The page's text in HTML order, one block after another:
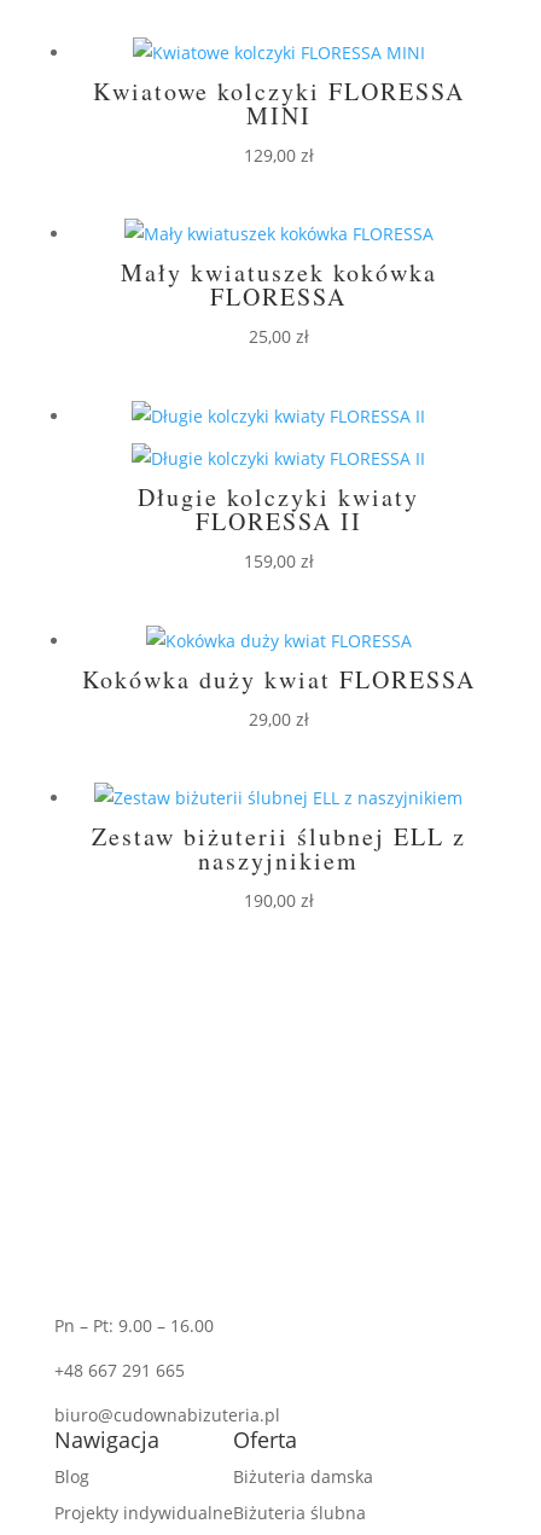
Kwiatowe kolczyki FLORESSA
MINI
129,00 zł
Mały kwiatuszek kokówka
FLORESSA
25,00 zł
Długie kolczyki kwiaty
FLORESSA II
159,00 zł
Kokówka duży kwiat FLORESSA
29,00 zł
Zestaw biżuterii ślubnej ELL z
naszyjnikiem
190,00 zł
Pn – Pt: 9.00 – 16.00
+48 667 291 665
biuro@cudownabizuteria.pl
Nawigacja
Blog
Projekty indywidualne
Oferta
Biżuteria damska
Biżuteria ślubna